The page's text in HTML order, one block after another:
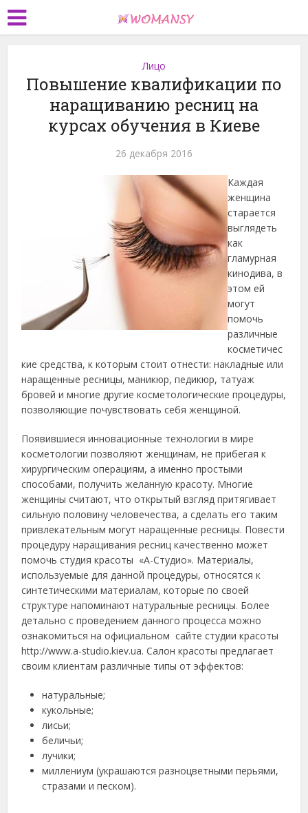
Лицо
Повышение квалификации по
наращиванию ресниц на
курсах обучения в Киеве
26 декабря 2016
Каждая
женщина
старается
выглядеть
как
гламурная
кинодива, в
этом ей
могут
помочь
различные
косметичес
кие средства, к которым стоит отнести: накладные или
наращенные ресницы, маникюр, педикюр, татуаж
бровей и многие другие косметологические процедуры,
позволяющие почувствовать себя женщиной.
Появившиеся инновационные технологии в мире
косметологии позволяют женщинам, не прибегая к
хирургическим операциям, а именно простыми
способами, получить желанную красоту. Многие
женщины считают, что открытый взгляд притягивает
сильную половину человечества, а сделать его таким
привлекательным могут наращенные ресницы. Повести
процедуру наращивания ресниц качественно может
помочь студия красоты «А-Студио». Материалы,
используемые для данной процедуры, относятся к
синтетическими материалам, которые по своей
структуре напоминают натуральные ресницы. Более
детально с проведением данного процесса можно
ознакомиться на официальном сайте студии красоты
http://www.a-studio.kiev.ua. Салон красоты предлагает
своим клиентам различные типы от эффектов:
натуральные;
кукольные;
лисьи;
беличьи;
лучики;
миллениум (украшаются разноцветными перьями,
стразами и песком).